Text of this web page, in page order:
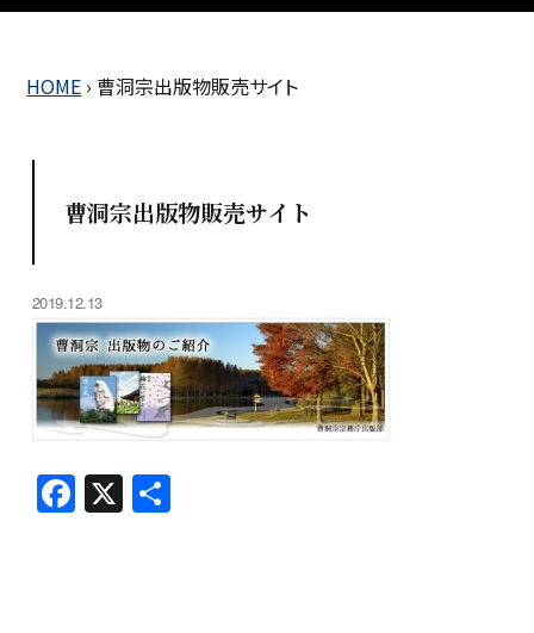
HOME › 曹洞宗出版物販売サイト
曹洞宗出版物販売サイト
2019.12.13
F
a
X 共